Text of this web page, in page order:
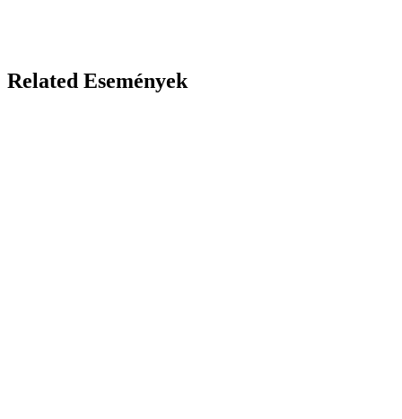
Related Események